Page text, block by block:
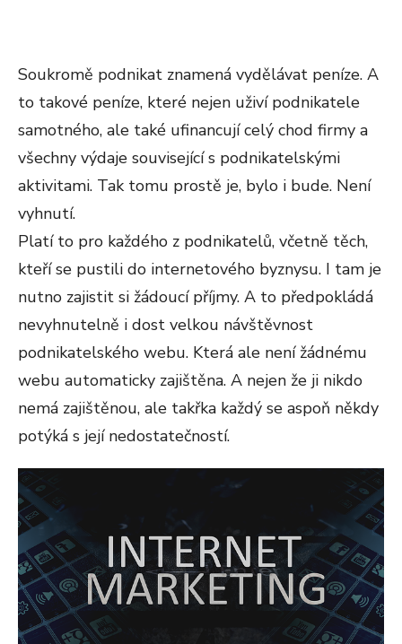
Soukromě podnikat znamená vydělávat peníze. A
to takové peníze, které nejen uživí podnikatele
samotného, ale také ufinancují celý chod firmy a
všechny výdaje související s podnikatelskými
aktivitami. Tak tomu prostě je, bylo i bude. Není
vyhnutí.
Platí to pro každého z podnikatelů, včetně těch,
kteří se pustili do internetového byznysu. I tam je
nutno zajistit si žádoucí příjmy. A to předpokládá
nevyhnutelně i dost velkou návštěvnost
podnikatelského webu. Která ale není žádnému
webu automaticky zajištěna. A nejen že ji nikdo
nemá zajištěnou, ale takřka každý se aspoň někdy
potýká s její nedostatečností.